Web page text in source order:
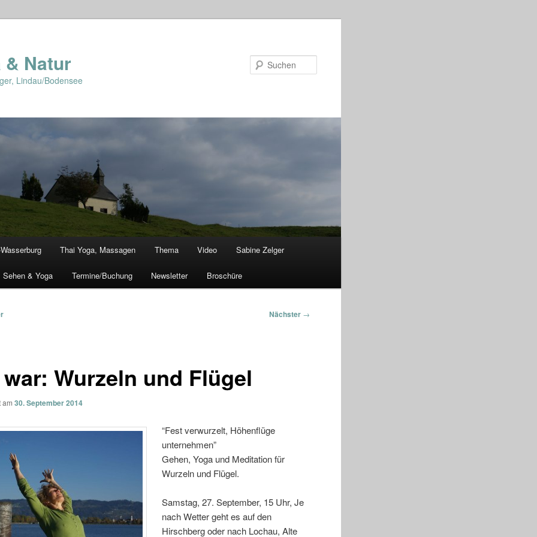
& Natur
Lindau/Bodensee
Thai Yoga, Massagen Thema Video Sabine Zelger
Sehen & Yoga Termine/Buchung Newsletter Broschüre
Nächster →
Wurzeln und Flügel
am30. September 2014
“Fest verwurzelt, Höhenflüge
unternehmen”
Gehen, Yoga und Meditation für
Wurzeln und Flügel.
Samstag, 27. September, 15 Uhr, Je
nach Wetter geht es auf den
Hirschberg oder nach Lochau, Alte